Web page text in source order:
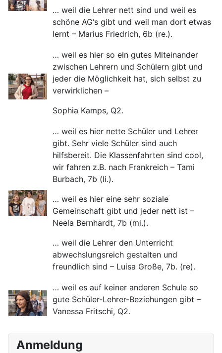
Anmeldung
… weil die Lehrer nett sind und weil es
schöne AG‘s gibt und weil man dort etwas
lernt – Marius Friedrich, 6b (re.).
… weil es hier so ein gutes Miteinander
zwischen Lehrern und Schülern gibt und
jeder die Möglichkeit hat, sich selbst zu
verwirklichen –
Sophia Kamps, Q2.
… weil es hier nette Schüler und Lehrer
gibt. Sehr viele Schüler sind auch
hilfsbereit. Die Klassenfahrten sind cool,
wir fahren z.B. nach Frankreich – Tami
Burbach, 7b (li.).
… weil es hier eine sehr soziale
Gemeinschaft gibt und jeder nett ist –
Neela Bernhardt, 7b (mi.).
… weil die Lehrer den Unterricht
abwechslungsreich gestalten und
freundlich sind – Luisa Große, 7b. (re).
… weil es auf keiner anderen Schule so
gute Schüler-Lehrer-Beziehungen gibt –
Vanessa Fritschi, Q2.